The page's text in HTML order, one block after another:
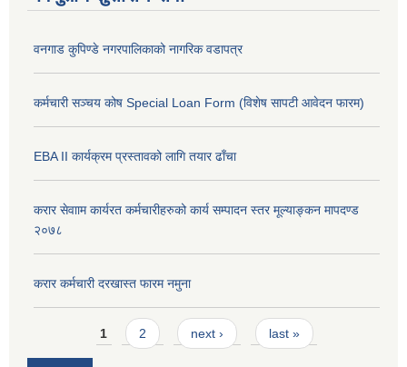
वनगाड कुपिण्डे नगरपालिकाको नागरिक वडापत्र
कर्मचारी सञ्चय कोष Special Loan Form (विशेष सापटी आवेदन फारम)
EBA II कार्यक्रम प्रस्तावको लागि तयार ढाँचा
करार सेवााम कार्यरत कर्मचारीहरुको कार्य सम्पादन स्तर मूल्याङ्कन मापदण्ड
२०७८
करार कर्मचारी दरखास्त फारम नमुना
Pages1 2 next › last »